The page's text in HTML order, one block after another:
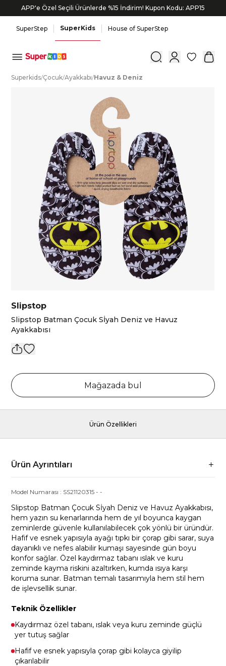
APP'e Özel Seçili Ürünlerde %15 İndirim! Kupon Kodu: APP15
SuperStep SuperKids House of SuperStep
0
Superkids/Çocuk/Ayakkabı/Havuz & Deniz
Slipstop
Slipstop Batman Çocuk Sİyah Deniz ve Havuz
Ayakkabısı
Mağazada bul
Ürün Özellikleri
Ürün Ayrıntıları
Model Numarası : SS21120315 --
Slipstop Batman Çocuk Sİyah Deniz ve Havuz Ayakkabısı,
hem yazın su kenarlarında hem de yıl boyunca kaygan
zeminlerde güvenle kullanılabilecek çok yönlü bir üründür.
Hafif ve esnek yapısıyla ayağı tıpkı bir çorap gibi sarar, suya
dayanıklı ve nefes alabilir kumaşı sayesinde gün boyu
konfor sağlar. Özel kaydırmaz tabanı ıslak ve kuru
zeminde kayma riskini azaltırken, kumda ısıya karşı
koruma sunar. Batman temalı tasarımıyla hem stil hem
de işlevsellik sunar.
Teknik Özellikler
Kaydırmaz özel tabanı, ıslak veya kuru zeminde güçlü
yer tutuş sağlar
Hafif ve esnek yapısıyla çorap gibi kolayca giyilip
çıkarılabilir